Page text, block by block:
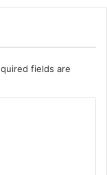
fields are